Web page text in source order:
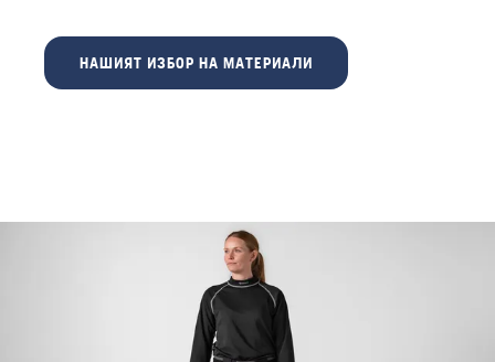
НАШИЯТ ИЗБОР НА МАТЕРИАЛИ